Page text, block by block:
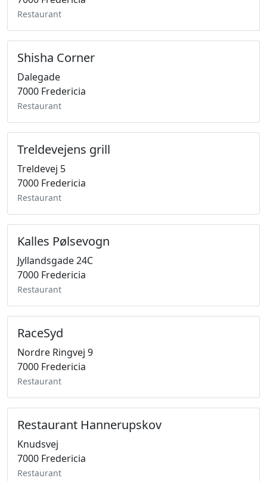
Restaurant
Shisha Corner
Dalegade
7000 Fredericia
Restaurant
Treldevejens grill
Treldevej 5
7000 Fredericia
Restaurant
Kalles Pølsevogn
Jyllandsgade 24C
7000 Fredericia
Restaurant
RaceSyd
Nordre Ringvej 9
7000 Fredericia
Restaurant
Restaurant Hannerupskov
Knudsvej
7000 Fredericia
Restaurant